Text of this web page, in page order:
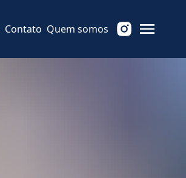
Contato Quem somos